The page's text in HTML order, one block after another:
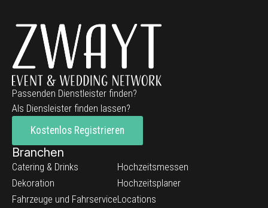
Passenden Dienstleister finden?
Als Diensleister finden lassen?
Kostenlos Registrieren
Branchen
Catering & Drinks
Dekoration
Fahrzeuge und Fahrservice
Hochzeitsmessen
Hochzeitsplaner
Locations